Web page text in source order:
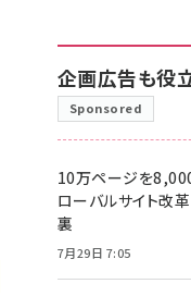
企画広告も役
Sponsored
10万ページを
ローバルサイト改
裏
7月29日 7:05